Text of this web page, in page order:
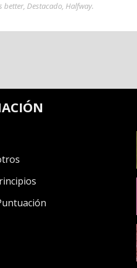
better, Destacado, Halfway.